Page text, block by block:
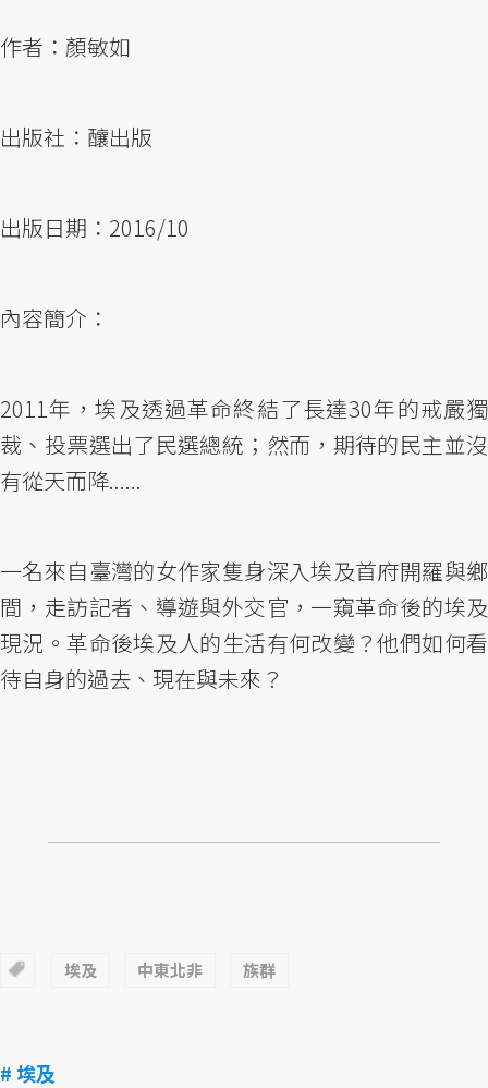
作者：顏敏如
出版社：釀出版
出版日期：2016/10
內容簡介：
2011年，埃及透過革命終結了長達30年的戒嚴獨
裁、投票選出了民選總統；然而，期待的民主並沒
有從天而降......
一名來自臺灣的女作家隻身深入埃及首府開羅與鄉
間，走訪記者、導遊與外交官，一窺革命後的埃及
現況。革命後埃及人的生活有何改變？他們如何看
待自身的過去、現在與未來？
埃及 中東北非 族群
# 埃及